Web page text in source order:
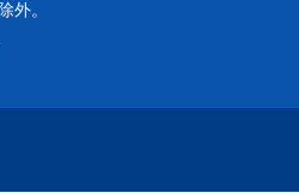
外。